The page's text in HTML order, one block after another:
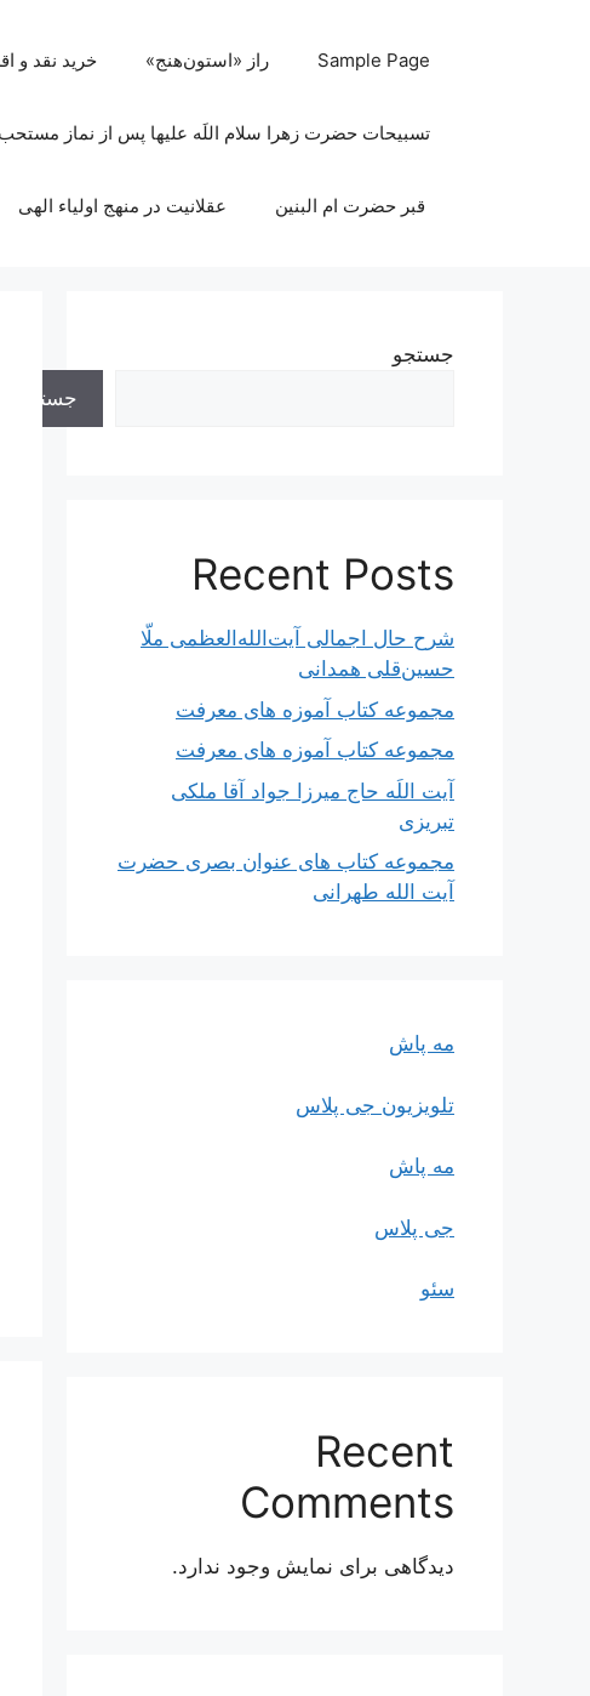
Sample Page راز «استون‌هنج» خرید نقد و
تسبیحات حضرت زهرا سلام اللَه علیها پس از نماز مستحب
قبر حضرت ام البنین عقلانیت در منهج اولیاء الهی
جستجو
جستجو
Recent Posts
شرح حال اجمالی آیت‌الله‌العظمی ملّا
حسین‌قلی همدانی
مجموعه کتاب آموزه های معرفت
مجموعه کتاب آموزه های معرفت
آیت اللَه حاج میرزا جواد آقا ملکی
تبریزی
مجموعه کتاب های عنوان بصری حضرت
آیت الله طهرانی
مه پاش
تلویزیون جی پلاس
مه پاش
جی پلاس
سئو
Recent
Comments
دیدگاهی برای نمایش وجود ندارد.